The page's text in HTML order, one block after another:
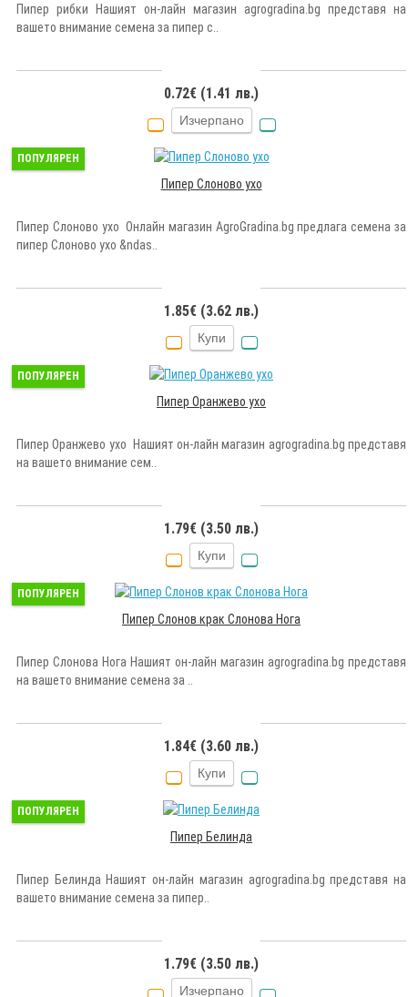
Пипер рибки Нашият он-лайн магазин agrogradina.bg представя на
вашето внимание семена за пипер с..
0.72€ (1.41 лв.)
Изчерпано
ПОПУЛЯРЕН
Пипер Слоново ухо
Пипер Слоново ухо Онлайн магазин AgroGradina.bg предлага семена за
пипер Слоново ухо &ndas..
1.85€ (3.62 лв.)
Купи
ПОПУЛЯРЕН
Пипер Оранжево ухо
Пипер Оранжево ухо Нашият он-лайн магазин agrogradina.bg представя
на вашето внимание сем..
1.79€ (3.50 лв.)
Купи
ПОПУЛЯРЕН
Пипер Слонов крак Слонова Нога
Пипер Слонова Нога Нашият он-лайн магазин agrogradina.bg представя
на вашето внимание семена за ..
1.84€ (3.60 лв.)
Купи
ПОПУЛЯРЕН
Пипер Белинда
Пипер Белинда Нашият он-лайн магазин agrogradina.bg представя на
вашето внимание семена за пипер..
1.79€ (3.50 лв.)
Изчерпано